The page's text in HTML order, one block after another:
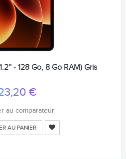
- 128 Go, 8 Go RAM) Gris
€
au comparateur
AU PANIER